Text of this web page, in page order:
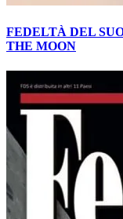
FEDELTÀ DEL
THE MOON